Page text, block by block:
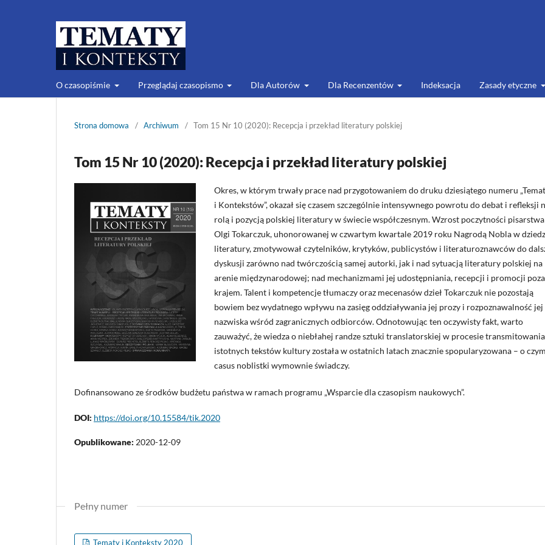
O czasopiśmie Przeglądaj czasopismo Dla Autorów Dla Recenzentów Indeksacja Zasady etyczne
Strona domowa / Archiwum / Tom 15 Nr 10 (2020): Recepcja i przekład literatury polskiej
Tom 15 Nr 10 (2020): Recepcja i przekład literatury polskiej
Okres, w którym trwały prace nad przygotowaniem do druku dziesiątego numeru
i Kontekstów”, okazał się czasem szczególnie intensywnego powrotu do debat i refleksji
rolą i pozycją polskiej literatury w świecie współczesnym. Wzrost poczytności pisarstwa
Olgi Tokarczuk, uhonorowanej w czwartym kwartale 2019 roku Nagrodą Nobla w
literatury, zmotywował czytelników, krytyków, publicystów i literaturoznawców do
dyskusji zarówno nad twórczością samej autorki, jak i nad sytuacją literatury polskiej na
arenie międzynarodowej; nad mechanizmami jej udostępniania, recepcji i promocji poza
krajem. Talent i kompetencje tłumaczy oraz mecenasów dzieł Tokarczuk nie pozostają
bowiem bez wydatnego wpływu na zasięg oddziaływania jej prozy i rozpoznawalność jej
nazwiska wśród zagranicznych odbiorców. Odnotowując ten oczywisty fakt, warto
zauważyć, że wiedza o niebłahej randze sztuki translatorskiej w procesie transmitowania
istotnych tekstów kultury została w ostatnich latach znacznie spopularyzowana – o
casus noblistki wymownie świadczy.
Dofinansowano ze środków budżetu państwa w ramach programu „Wsparcie dla czasopism naukowych”.
DOI: https://doi.org/10.15584/tik.2020
Opublikowane: 2020-12-09
Pełny numer
Tematy i Konteksty 2020